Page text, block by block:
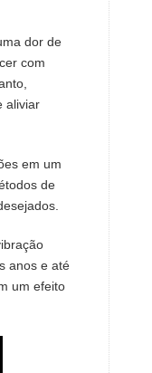
dor de
com
aliviar
em um
de
anos e até
um efeito